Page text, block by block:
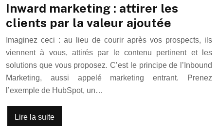
Inward marketing : attirer les
clients par la valeur ajoutée
Imaginez ceci : au lieu de courir après vos prospects, ils
viennent à vous, attirés par le contenu pertinent et les
solutions que vous proposez. C’est le principe de l’Inbound
Marketing, aussi appelé marketing entrant. Prenez
l’exemple de HubSpot, un…
Lire la suite